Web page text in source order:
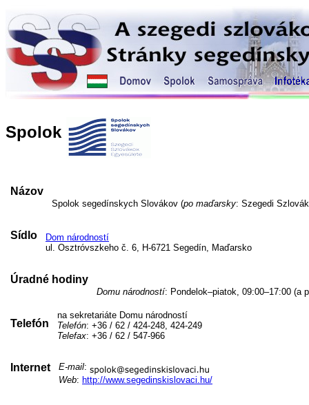
Spolok
Názov
Spolok segedínskych Slovákov (po maďarsky: Szegedi
Sídlo
Dom národností
ul. Osztróvszkeho č. 6, H-6721 Segedín, Maďarsko
Úradné hodiny
Domu národností: Pondelok–piatok, 09:00–17:00 (a
Telefón
na sekretariáte Domu národností
Telefón: +36 / 62 / 424-248, 424-249
Telefax: +36 / 62 / 547-966
Internet E-mail:
Web: http://www.segedinskislovaci.hu/